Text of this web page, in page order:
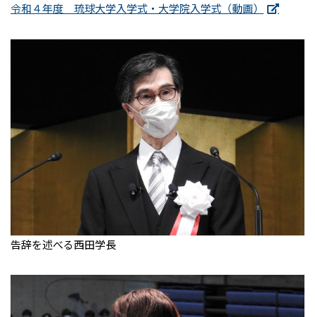
令和４年度 琉球大学入学式・大学院入学式（動画）
告辞を述べる西田学長